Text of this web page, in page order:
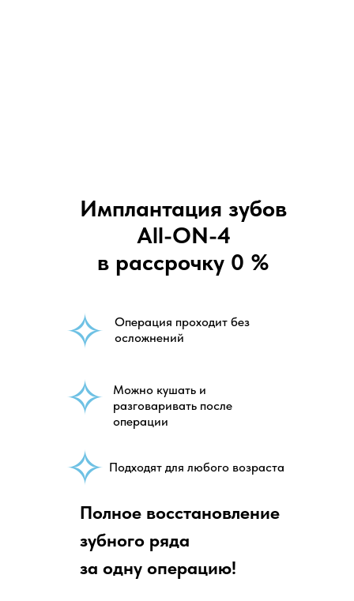
Имплантация зубов
All-ON-4
в рассрочку 0 %
✧
✧
✧
Можно кушать и
разговаривать после
операции
Операция проходит без
осложнений
Подходят для любого возраста
Полное восстановление
зубного ряда
за одну операцию!